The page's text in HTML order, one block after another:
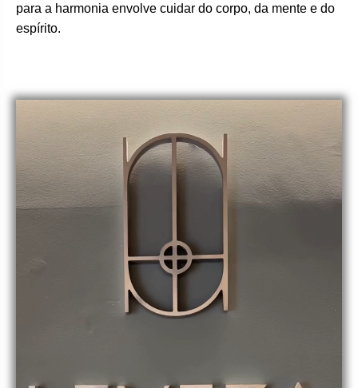
para a harmonia envolve cuidar do corpo, da mente e do
espírito.